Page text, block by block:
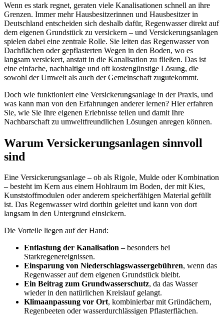
Wenn es stark regnet, geraten viele Kanalisationen schnell an ihre
Grenzen. Immer mehr Hausbesitzerinnen und Hausbesitzer in
Deutschland entscheiden sich deshalb dafür, Regenwasser direkt auf
dem eigenen Grundstück zu versickern – und Versickerungsanlagen
spielen dabei eine zentrale Rolle. Sie leiten das Regenwasser von
Dachflächen oder gepflasterten Wegen in den Boden, wo es
langsam versickert, anstatt in die Kanalisation zu fließen. Das ist
eine einfache, nachhaltige und oft kostengünstige Lösung, die
sowohl der Umwelt als auch der Gemeinschaft zugutekommt.
Doch wie funktioniert eine Versickerungsanlage in der Praxis, und
was kann man von den Erfahrungen anderer lernen? Hier erfahren
Sie, wie Sie Ihre eigenen Erlebnisse teilen und damit Ihre
Nachbarschaft zu umweltfreundlichen Lösungen anregen können.
Warum Versickerungsanlagen sinnvoll
sind
Eine Versickerungsanlage – ob als Rigole, Mulde oder Kombination
– besteht im Kern aus einem Hohlraum im Boden, der mit Kies,
Kunststoffmodulen oder anderem speicherfähigen Material gefüllt
ist. Das Regenwasser wird dorthin geleitet und kann von dort
langsam in den Untergrund einsickern.
Die Vorteile liegen auf der Hand:
Entlastung der Kanalisation – besonders bei
Starkregenereignissen.
Einsparung von Niederschlagswassergebühren, wenn das
Regenwasser auf dem eigenen Grundstück bleibt.
Ein Beitrag zum Grundwasserschutz, da das Wasser
wieder in den natürlichen Kreislauf gelangt.
Klimaanpassung vor Ort, kombinierbar mit Gründächern,
Regenbeeten oder wasserdurchlässigen Pflasterflächen.